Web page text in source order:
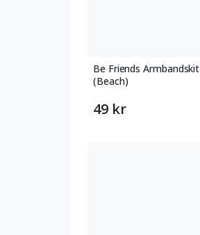
Be Friends Armbandskit
(Beach)
49 kr